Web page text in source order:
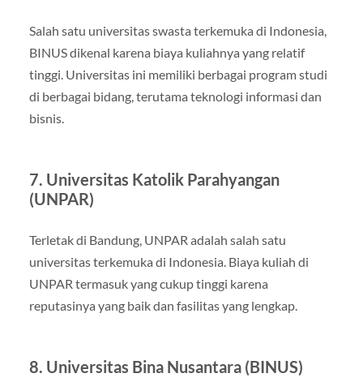
Salah satu universitas swasta terkemuka di Indonesia,
BINUS dikenal karena biaya kuliahnya yang relatif
tinggi. Universitas ini memiliki berbagai program studi
di berbagai bidang, terutama teknologi informasi dan
bisnis.
7. Universitas Katolik Parahyangan
(UNPAR)
Terletak di Bandung, UNPAR adalah salah satu
universitas terkemuka di Indonesia. Biaya kuliah di
UNPAR termasuk yang cukup tinggi karena
reputasinya yang baik dan fasilitas yang lengkap.
8. Universitas Bina Nusantara (BINUS)